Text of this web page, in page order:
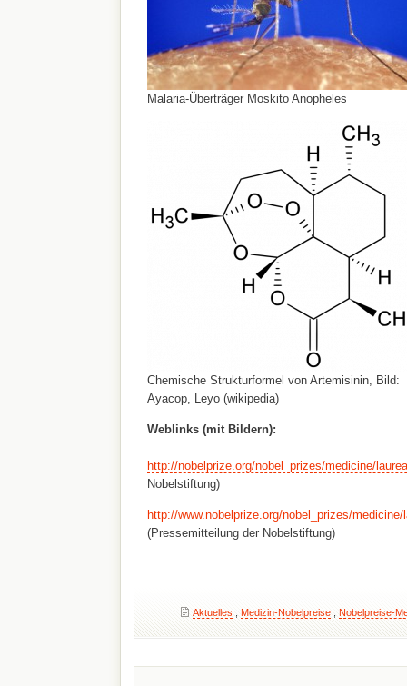
Malaria-Überträger Moskito Anopheles
Chemische Strukturformel von Artemisinin, Bild:
Ayacop, Leyo (wikipedia)
Weblinks (mit Bildern):
http://nobelprize.org/nobel_prizes/medicine/
Nobelstiftung)
http://www.nobelprize.org/nobel_prizes/
(Pressemitteilung der Nobelstiftung)
Aktuelles Medizin-Nobelpreise, Nobelpreise-